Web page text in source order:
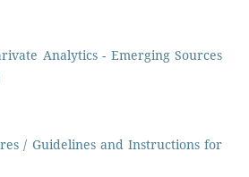
Analytics - Emerging Sources
/ Guidelines and Instructions for